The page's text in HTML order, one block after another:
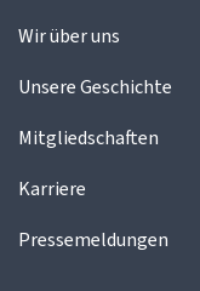
Wir über uns
Unsere Geschichte
Mitgliedschaften
Karriere
Pressemeldungen